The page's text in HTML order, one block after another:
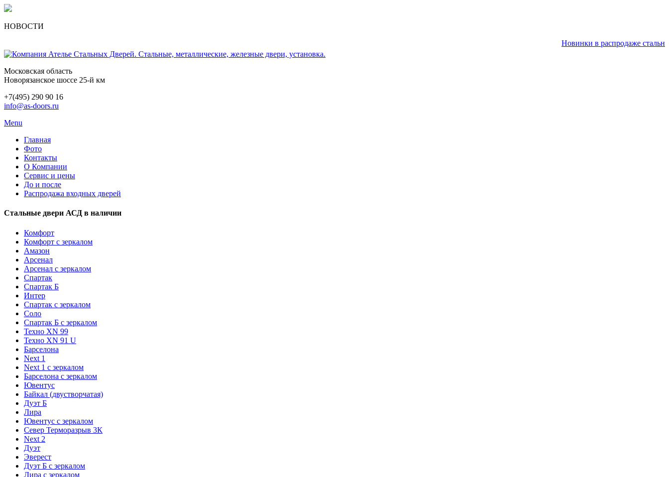
НОВОСТИ
Новинки в распродаже стальных
Московская область
Новорязанское шоссе 25-й км
+7(495) 290 90 16
info@as-doors.ru
Menu
Главная
Фото
Контакты
О Компании
Сервис и цены
До и после
Распродажа входных дверей
Стальные двери АСД в наличии
Комфорт
Комфорт с зеркалом
Амазон
Арсенал
Арсенал с зеркалом
Спартак
Спартак Б
Интер
Спартак с зеркалом
Соло
Спартак Б с зеркалом
Техно XN 99
Техно XN 91 U
Барселона
Next 1
Next 1 с зеркалом
Барселона с зеркалом
Ювентус
Байкал (двустворчатая)
Дуэт Б
Лира
Ювентус с зеркалом
Север Терморазрыв 3К
Next 2
Дуэт
Эверест
Дуэт Б с зеркалом
Лира с зеркалом